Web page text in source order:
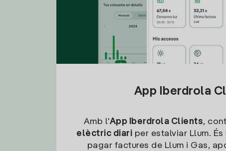
App Iberdrola
Amb l'App Iberdrola Clients,
elèctric diari per estalviar Llum.
pagar factures de Llum i Gas,